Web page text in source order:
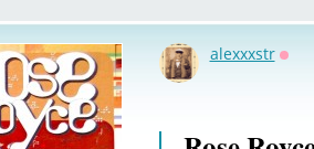
alexxxstr